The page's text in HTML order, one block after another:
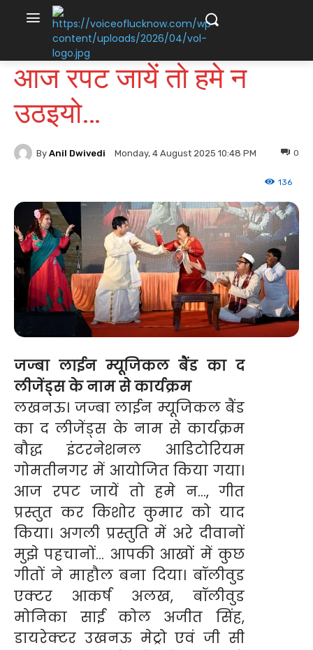
आज रपट जायें तो हमे न
उठइयो…
By Anil Dwivedi Monday, 4 August 2025 10:48 PM 0
136
जज्बा लाईन म्यूजिकल बैंड का द
लीजेंड्स के नाम से कार्यक्रम
लखनऊ। जज्बा लाईन म्यूजिकल बैंड
का द लीजेंड्स के नाम से कार्यक्रम
बौद्ध इंटरनेशनल आडिटोरियम
गोमतीनगर में आयोजित किया गया।
आज रपट जायें तो हमे न…, गीत
प्रस्तुत कर किशोर कुमार को याद
किया। अगली प्रस्तुति में अरे दीवानों
मुझे पहचानों… आपकी आखों में कुछ
गीतों ने माहौल बना दिया। बॉलीवुड
एक्टर आकर्ष अलख, बॉलीवुड
मोनिका साई कोल अजीत सिंह,
डायरेक्टर उखनऊ मेट्रो एवं जी सी